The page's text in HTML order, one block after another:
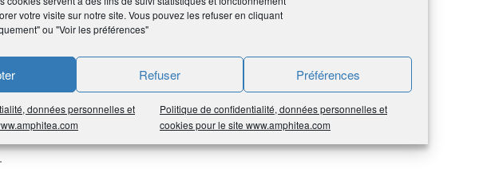
votre visite sur notre site. Vous pouvez les refuser en cliquant
ou "Voir les préférences"
Refuser Préférences
données personnelles et
Politique de confidentialité, données personnelles et
cookies pour le site www.amphitea.com
je me suis dit pourquoi pas. Aller aux réunions
: on rencontre des gens, on discute d’assurance,
charge de l’organisation des Focus régionaux) et
du partenaire assureur AG2R LA MONDIALE